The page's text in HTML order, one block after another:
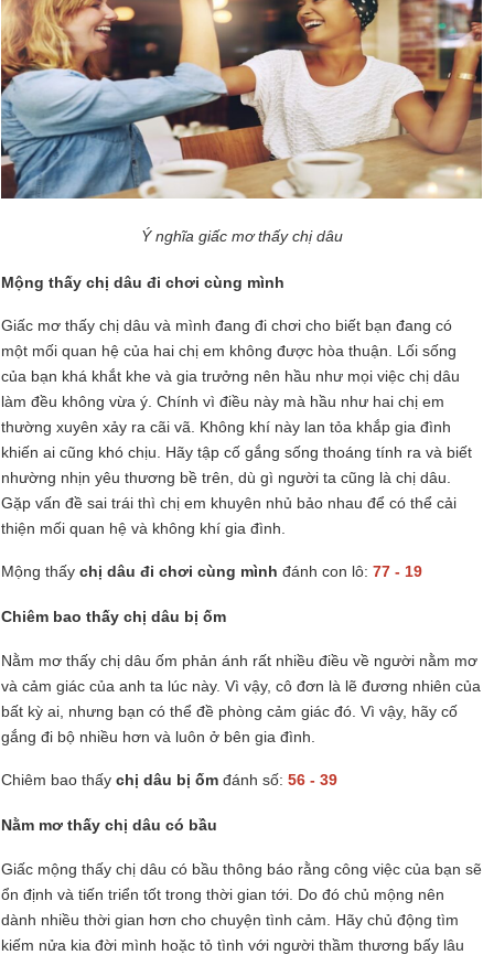
Ý nghĩa giấc mơ thấy chị dâu
Mộng thấy chị dâu đi chơi cùng mình
Giấc mơ thấy chị dâu và mình đang đi chơi cho biết bạn đang có
một mối quan hệ của hai chị em không được hòa thuận. Lối sống
của bạn khá khắt khe và gia trưởng nên hầu như mọi việc chị dâu
làm đều không vừa ý. Chính vì điều này mà hầu như hai chị em
thường xuyên xảy ra cãi vã. Không khí này lan tỏa khắp gia đình
khiến ai cũng khó chịu. Hãy tập cố gắng sống thoáng tính ra và biết
nhường nhịn yêu thương bề trên, dù gì người ta cũng là chị dâu.
Gặp vấn đề sai trái thì chị em khuyên nhủ bảo nhau để có thể cải
thiện mối quan hệ và không khí gia đình.
Mộng thấy chị dâu đi chơi cùng mình đánh con lô: 77 - 19
Chiêm bao thấy chị dâu bị ốm
Nằm mơ thấy chị dâu ốm phản ánh rất nhiều điều về người nằm mơ
và cảm giác của anh ta lúc này. Vì vậy, cô đơn là lẽ đương nhiên của
bất kỳ ai, nhưng bạn có thể đề phòng cảm giác đó. Vì vậy, hãy cố
gắng đi bộ nhiều hơn và luôn ở bên gia đình.
Chiêm bao thấy chị dâu bị ốm đánh số: 56 - 39
Nằm mơ thấy chị dâu có bầu
Giấc mộng thấy chị dâu có bầu thông báo rằng công việc của bạn sẽ
ổn định và tiến triển tốt trong thời gian tới. Do đó chủ mộng nên
dành nhiều thời gian hơn cho chuyện tình cảm. Hãy chủ động tìm
kiếm nửa kia đời mình hoặc tỏ tình với người thầm thương bấy lâu